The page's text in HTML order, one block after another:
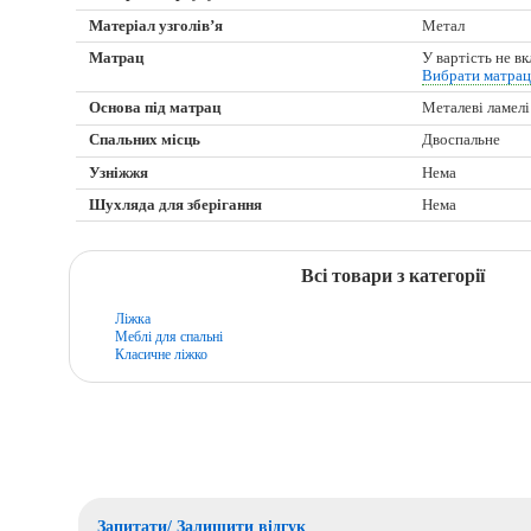
Матеріал узголів’я
Метал
Матрац
У вартість не
Вибрати матрац
Основа під матрац
Металеві ламелі
Спальних місць
Двоспальне
Узніжжя
Нема
Шухляда для зберігання
Нема
Всі товари з категорії
Ліжка
Меблі для спальні
Класичне ліжко
Запитати/ Залишити відгук